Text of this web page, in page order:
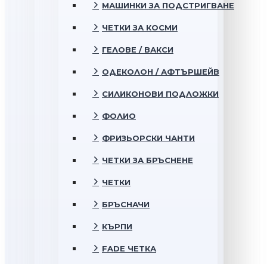
МАШИНКИ ЗА ПОДСТРИГВАНЕ
ЧЕТКИ ЗА КОСМИ
ГЕЛОВЕ / ВАКСИ
ОДЕКОЛОН / АФТЪРШЕЙВ
СИЛИКОНОВИ ПОДЛОЖКИ
ФОЛИО
ФРИЗЬОРСКИ ЧАНТИ
ЧЕТКИ ЗА БРЪСНЕНЕ
ЧЕТКИ
БРЪСНАЧИ
КЪРПИ
FADE ЧЕТКА